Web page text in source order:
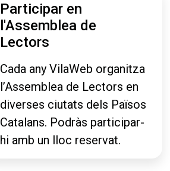
Participar en
l'Assemblea de
Lectors
Cada any VilaWeb organitza
l’Assemblea de Lectors en
diverses ciutats dels Països
Catalans. Podràs participar-
hi amb un lloc reservat.